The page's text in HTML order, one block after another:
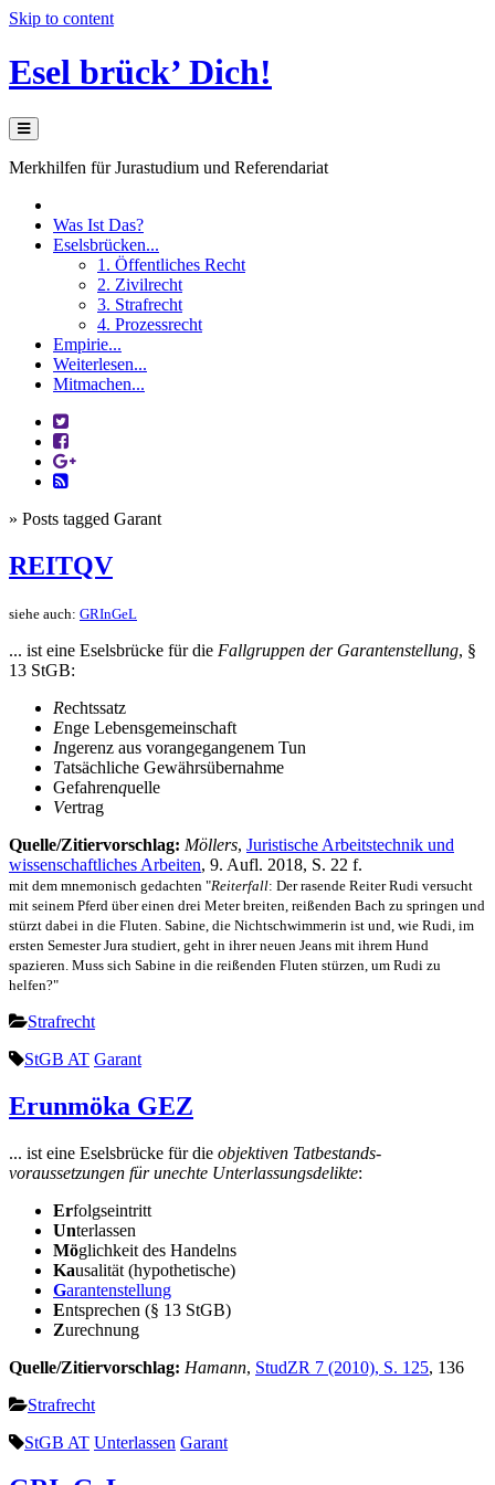
Skip to content
Esel brück’ Dich!
Merkhilfen für Jurastudium und Referendariat
Was Ist Das?
Eselsbrücken...
1. Öffentliches Recht
2. Zivilrecht
3. Strafrecht
4. Prozessrecht
Empirie...
Weiterlesen...
Mitmachen...
» Posts tagged Garant
REITQV
siehe auch: GRInGeL
... ist eine Eselsbrücke für die Fallgruppen der Garantenstellung, §
13 StGB:
Rechtssatz
Enge Lebensgemeinschaft
Ingerenz aus vorangegangenem Tun
Tatsächliche Gewährsübernahme
Gefahrenquelle
Vertrag
Quelle/Zitiervorschlag: Möllers, Juristische Arbeitstechnik und
wissenschaftliches Arbeiten, 9. Aufl. 2018, S. 22 f.
mit dem mnemonisch gedachten "Reiterfall: Der rasende Reiter Rudi versucht
mit seinem Pferd über einen drei Meter breiten, reißenden Bach zu springen und
stürzt dabei in die Fluten. Sabine, die Nichtschwimmerin ist und, wie Rudi, im
ersten Semester Jura studiert, geht in ihrer neuen Jeans mit ihrem Hund
spazieren. Muss sich Sabine in die reißenden Fluten stürzen, um Rudi zu
helfen?"
Strafrecht
StGB AT Garant
Erunmöka GEZ
... ist eine Eselsbrücke für die objektiven Tatbestands­
voraussetzungen für un­echte Unterlassungsdelikte:
Erfolgseintritt
Unterlassen
Möglichkeit des Handelns
Kausalität (hypothetische)
Garantenstellung
Entsprechen (§ 13 StGB)
Zurechnung
Quelle/Zitiervorschlag: Hamann, StudZR 7 (2010), S. 125, 136
Strafrecht
StGB AT Unterlassen Garant